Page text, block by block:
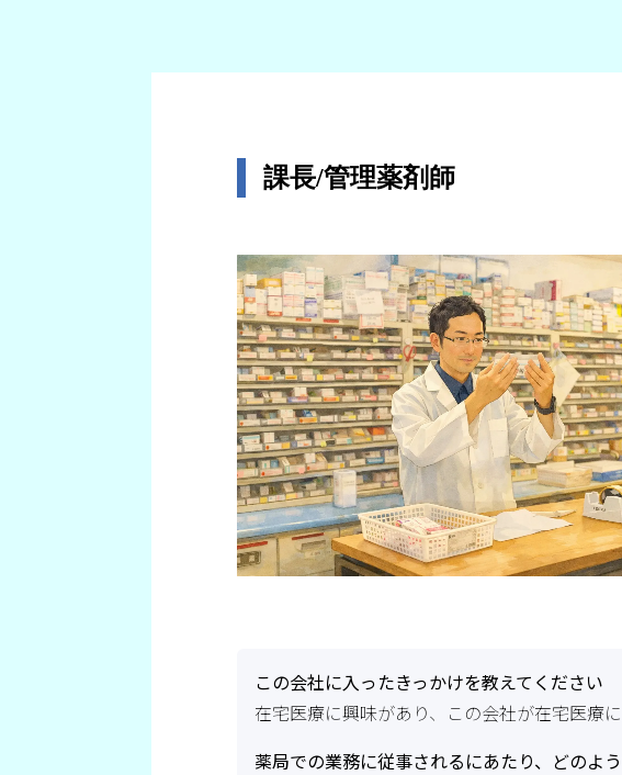
課長/管理薬剤師
この会社に入ったきっかけを教えてください
在宅医療に興味があり、この会社が在宅医療
薬局での業務に従事されるにあたり、どのよ